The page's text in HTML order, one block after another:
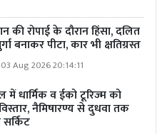
की रोपाई के दौरान हिंसा, दलित
बनाकर पीटा, कार भी क्षतिग्रस्त
Aug 2026 20:14:11
धार्मिक व ईको टूरिज्म को
नैमिषारण्य से दुधवा तक